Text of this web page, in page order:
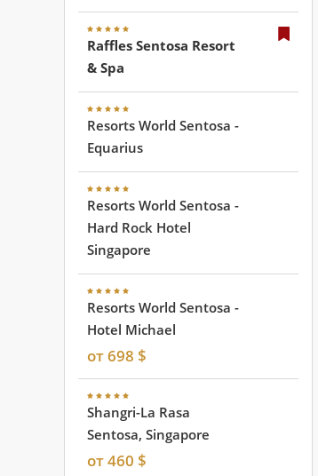
Raffles Sentosa Resort
& Spa
Resorts World Sentosa -
Equarius
Resorts World Sentosa -
Hard Rock Hotel
Singapore
Resorts World Sentosa -
Hotel Michael
от 698 $
Shangri-La Rasa
Sentosa, Singapore
от 460 $